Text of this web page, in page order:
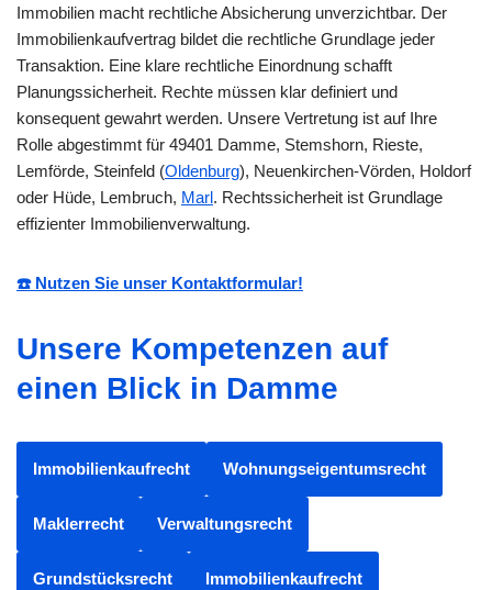
Immobilien macht rechtliche Absicherung unverzichtbar. Der
Immobilienkaufvertrag bildet die rechtliche Grundlage jeder
Transaktion. Eine klare rechtliche Einordnung schafft
Planungssicherheit. Rechte müssen klar definiert und
konsequent gewahrt werden. Unsere Vertretung ist auf Ihre
Rolle abgestimmt für 49401 Damme, Stemshorn, Rieste,
Lemförde, Steinfeld (Oldenburg), Neuenkirchen-Vörden, Holdorf
oder Hüde, Lembruch, Marl. Rechtssicherheit ist Grundlage
effizienter Immobilienverwaltung.
☎️ Nutzen Sie unser Kontaktformular!
Unsere Kompetenzen auf
einen Blick in Damme
Immobilienkaufrecht Wohnungseigentumsrecht
Maklerrecht Verwaltungsrecht
Grundstücksrecht Immobilienkaufrecht